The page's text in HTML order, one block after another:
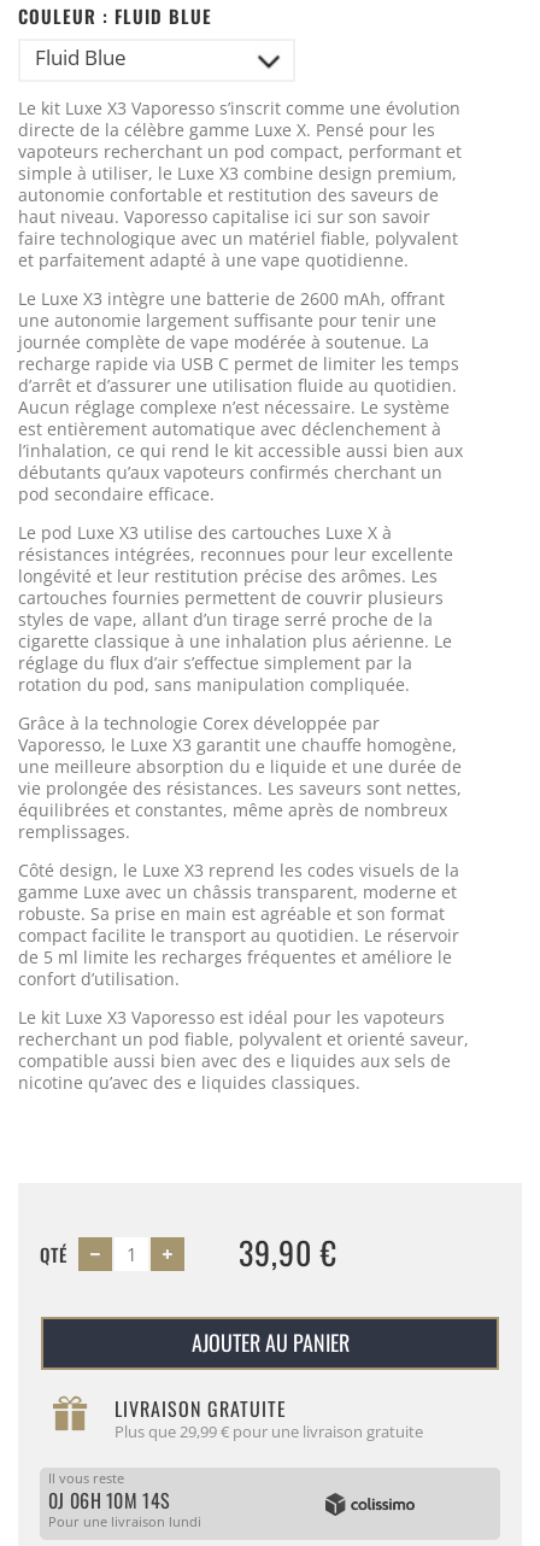
COULEUR : FLUID BLUE
Fluid Blue
Le kit Luxe X3 Vaporesso s’inscrit comme une évolution
directe de la célèbre gamme Luxe X. Pensé pour les
vapoteurs recherchant un pod compact, performant et
simple à utiliser, le Luxe X3 combine design premium,
autonomie confortable et restitution des saveurs de
haut niveau. Vaporesso capitalise ici sur son savoir
faire technologique avec un matériel fiable, polyvalent
et parfaitement adapté à une vape quotidienne.
Le Luxe X3 intègre une batterie de 2600 mAh, offrant
une autonomie largement suffisante pour tenir une
journée complète de vape modérée à soutenue. La
recharge rapide via USB C permet de limiter les temps
d’arrêt et d’assurer une utilisation fluide au quotidien.
Aucun réglage complexe n’est nécessaire. Le système
est entièrement automatique avec déclenchement à
l’inhalation, ce qui rend le kit accessible aussi bien aux
débutants qu’aux vapoteurs confirmés cherchant un
pod secondaire efficace.
Le pod Luxe X3 utilise des cartouches Luxe X à
résistances intégrées, reconnues pour leur excellente
longévité et leur restitution précise des arômes. Les
cartouches fournies permettent de couvrir plusieurs
styles de vape, allant d’un tirage serré proche de la
cigarette classique à une inhalation plus aérienne. Le
réglage du flux d’air s’effectue simplement par la
rotation du pod, sans manipulation compliquée.
Grâce à la technologie Corex développée par
Vaporesso, le Luxe X3 garantit une chauffe homogène,
une meilleure absorption du e liquide et une durée de
vie prolongée des résistances. Les saveurs sont nettes,
équilibrées et constantes, même après de nombreux
remplissages.
Côté design, le Luxe X3 reprend les codes visuels de la
gamme Luxe avec un châssis transparent, moderne et
robuste. Sa prise en main est agréable et son format
compact facilite le transport au quotidien. Le réservoir
de 5 ml limite les recharges fréquentes et améliore le
confort d’utilisation.
Le kit Luxe X3 Vaporesso est idéal pour les vapoteurs
recherchant un pod fiable, polyvalent et orienté saveur,
compatible aussi bien avec des e liquides aux sels de
nicotine qu’avec des e liquides classiques.
QTÉ 39,90 €
AJOUTER AU PANIER
LIVRAISON GRATUITE
Plus que 29,99 € pour une livraison gratuite
Il vous reste
0J 06H 10M 14S
Pour une livraison lundi